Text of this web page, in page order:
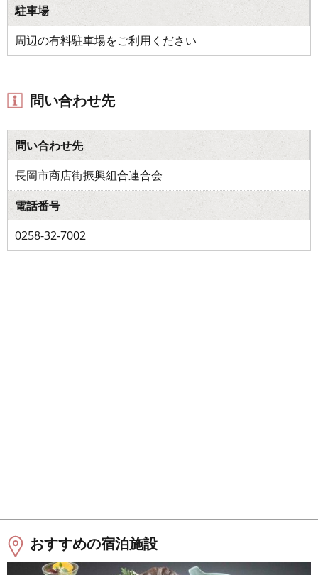
駐車場
周辺の有料駐車場をご利用ください
問い合わせ先
問い合わせ先
長岡市商店街振興組合連合会
電話番号
0258-32-7002
おすすめの宿泊施設